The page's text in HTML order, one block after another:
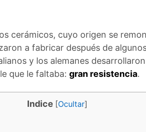
cerámicos, cuyo origen se
a fabricar después de
y los alemanes
que le faltaba: gran resistencia.
Indice [Ocultar]